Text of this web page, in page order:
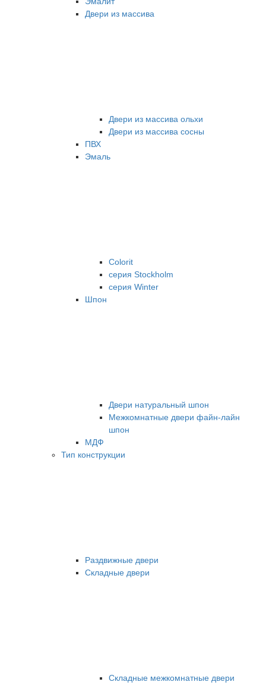
Двери из массива
Двери из массива ольхи
Двери из массива сосны
ПВХ
Эмаль
Colorit
серия Stockholm
серия Winter
Шпон
Двери натуральный шпон
Межкомнатные двери файн-лайн
шпон
МДФ
Тип конструкции
Раздвижные двери
Складные двери
Складные межкомнатные двери